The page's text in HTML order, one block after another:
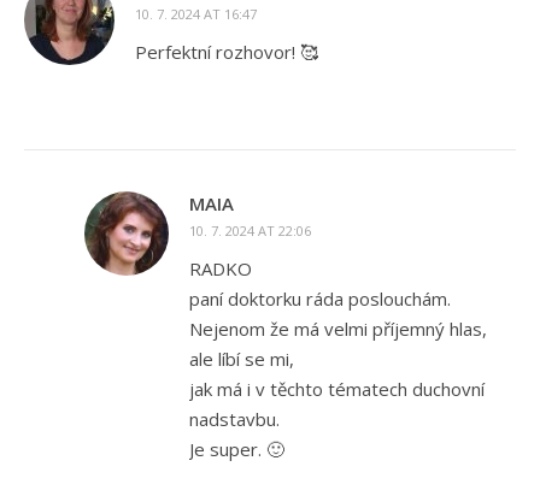
10. 7. 2024 AT 16:47
Perfektní rozhovor! 🥰
MAIA
10. 7. 2024 AT 22:06
RADKO
paní doktorku ráda poslouchám.
Nejenom že má velmi příjemný hlas,
ale líbí se mi,
jak má i v těchto tématech duchovní
nadstavbu.
Je super. 🙂